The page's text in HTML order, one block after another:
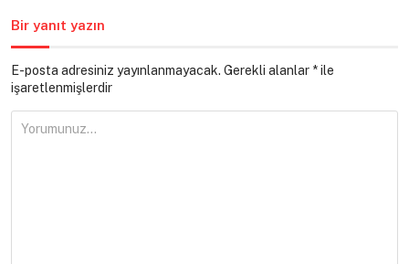
Bir yanıt yazın
E-posta adresiniz yayınlanmayacak. Gerekli alanlar *ile
işaretlenmişlerdir